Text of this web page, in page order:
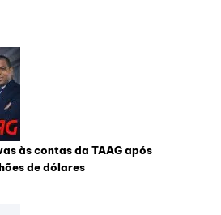
às contas da TAAG após
de dólares